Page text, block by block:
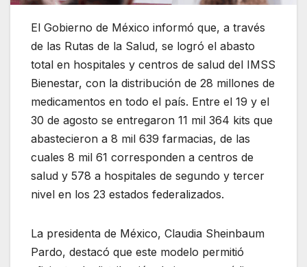
El Gobierno de México informó que, a través
de las Rutas de la Salud, se logró el abasto
total en hospitales y centros de salud del IMSS
Bienestar, con la distribución de 28 millones de
medicamentos en todo el país. Entre el 19 y el
30 de agosto se entregaron 11 mil 364 kits que
abastecieron a 8 mil 639 farmacias, de las
cuales 8 mil 61 corresponden a centros de
salud y 578 a hospitales de segundo y tercer
nivel en los 23 estados federalizados.
La presidenta de México, Claudia Sheinbaum
Pardo, destacó que este modelo permitió